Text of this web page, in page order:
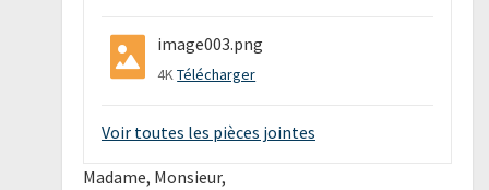
image003.png
4KTélécharger
Voir toutes les pièces jointes
Madame, Monsieur,